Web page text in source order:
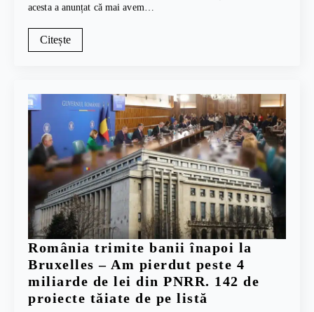
acesta a anunțat că mai avem…
Citește
România trimite banii înapoi la
Bruxelles – Am pierdut peste 4
miliarde de lei din PNRR. 142 de
proiecte tăiate de pe listă